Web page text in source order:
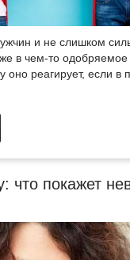
и не слишком
в чем-то
оно реагирует, если в
что покажет